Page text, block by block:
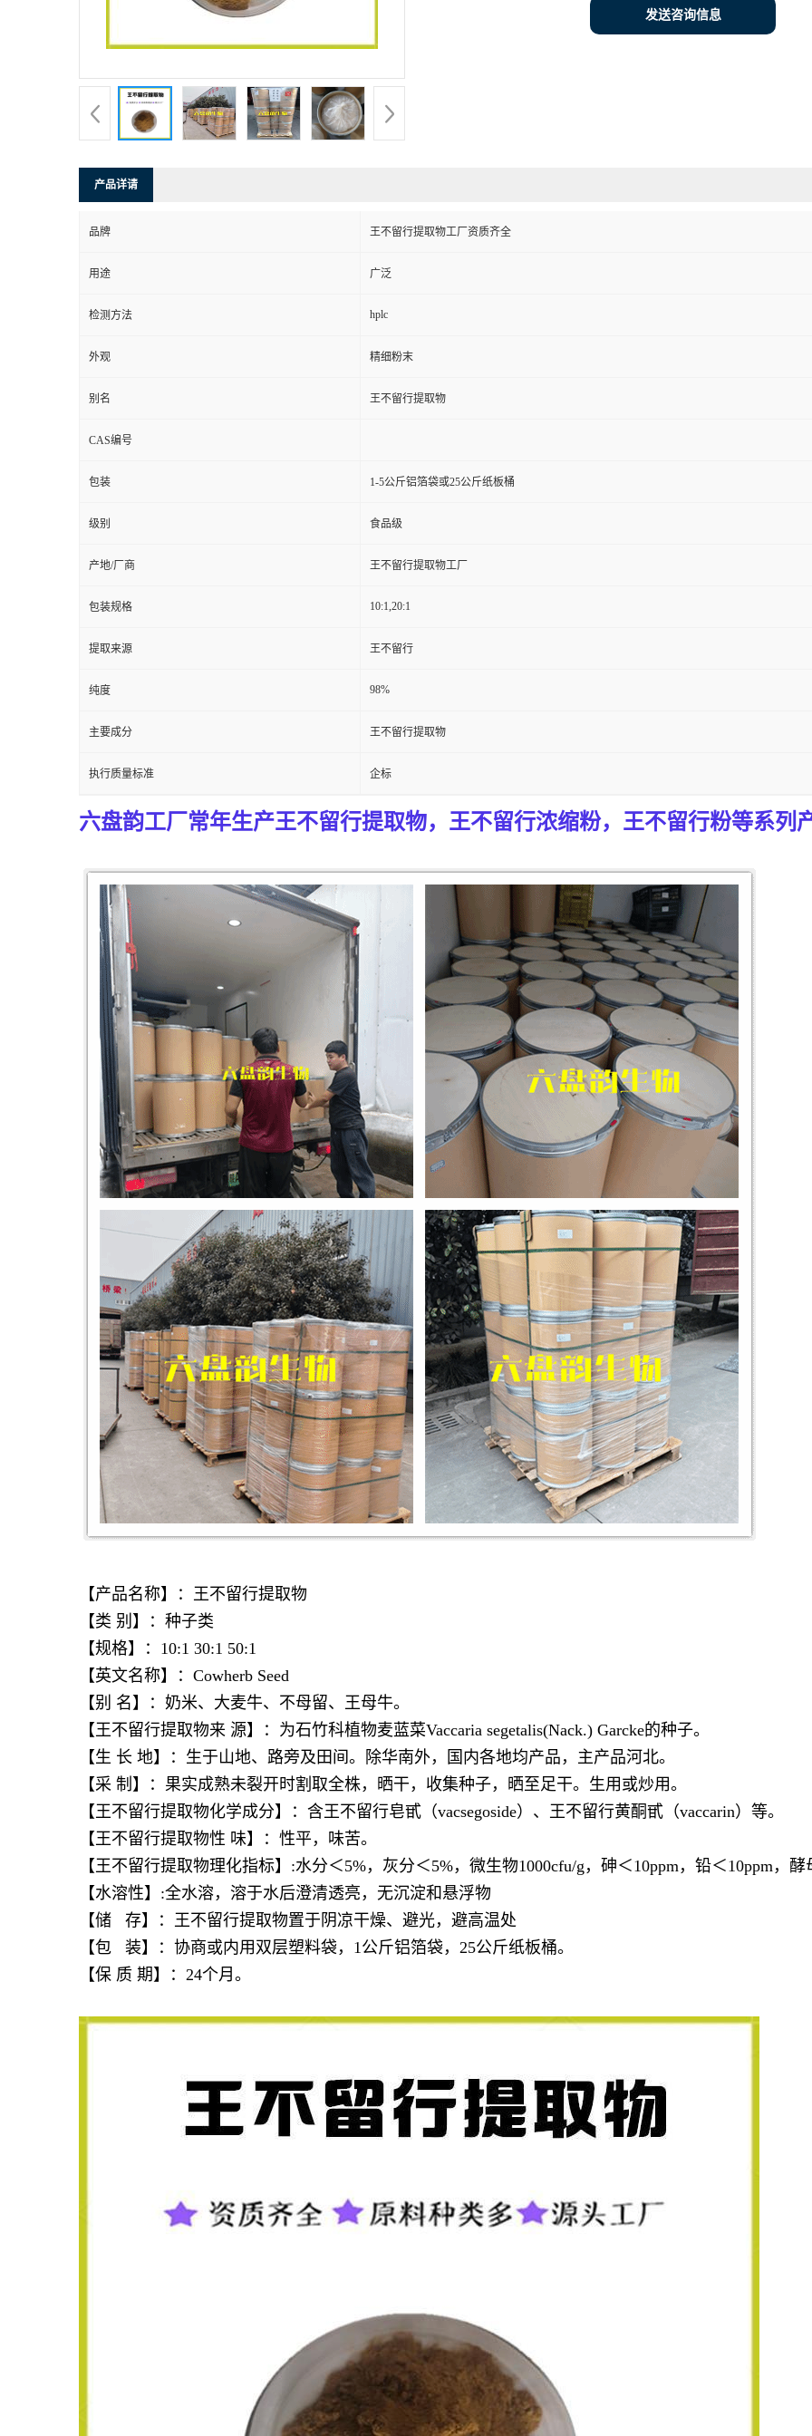
发送咨询信息
产品详请
品牌 王不留行提取物工厂资质齐全
用途 广泛
检测方法 hplc
外观 精细粉末
别名 王不留行提取物
CAS编号
包装 1-5公斤铝箔袋或25公斤纸板桶
级别 食品级
产地/厂商 王不留行提取物工厂
包装规格 10:1,20:1
提取来源 王不留行
纯度 98%
主要成分 王不留行提取物
执行质量标准 企标
六盘韵工厂常年生产王不留行提取物，王不留行浓缩粉，王不留行粉等系列
【产品名称】：王不留行提取物
【类 别】：种子类
【规格】：10:1 30:1 50:1
【英文名称】：Cowherb Seed
【别 名】：奶米、大麦牛、不母留、王母牛。
【王不留行提取物来 源】：为石竹科植物麦蓝菜Vaccaria segetalis(Nack.) Garcke的种子。
【生 长 地】：生于山地、路旁及田间。除华南外，国内各地均产品，主产品河北。
【采 制】：果实成熟未裂开时割取全株，晒干，收集种子，晒至足干。生用或炒用。
【王不留行提取物化学成分】：含王不留行皂甙（vacsegoside）、王不留行黄酮甙（vaccarin）等。
【王不留行提取物性 味】：性平，味苦。
【王不留行提取物理化指标】:水分＜5%，灰分＜5%，微生物1000cfu/g，砷＜10ppm，铅＜10ppm，
【水溶性】:全水溶，溶于水后澄清透亮，无沉淀和悬浮物
【储 存】： 王不留行提取物置于阴凉干燥、避光，避高温处
【包 装】：协商或内用双层塑料袋，1公斤铝箔袋，25公斤纸板桶。
【保 质 期】：24个月。